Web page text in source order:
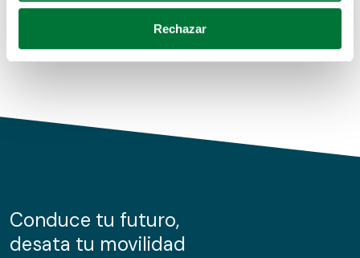
para buscar características específicas (huellas
Obtenga más información sobre cómo se procesan sus
de cookies.
información sobre el uso que haga del sitio web con
nuestros partners de redes sociales, publicidad y análisis
Rechazar
Conduce tu futuro,
desata tu movilidad